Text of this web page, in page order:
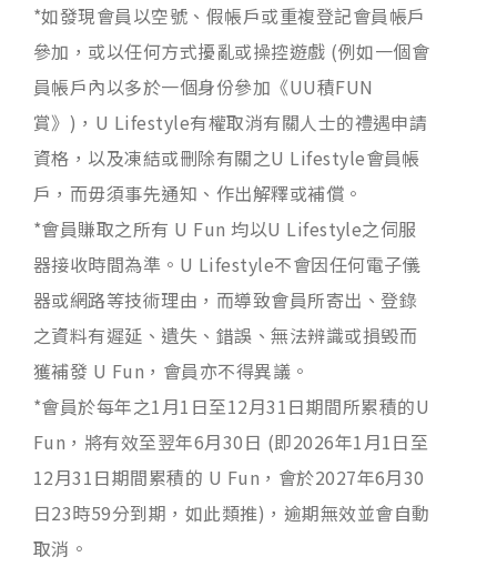
*如發現會員以空號、假帳戶或重複登記會員帳戶
參加，或以任何方式擾亂或操控遊戲 (例如一個會
員帳戶內以多於一個身份參加《UU積FUN
賞》)，U Lifestyle有權取消有關人士的禮遇申請
資格，以及凍結或刪除有關之U Lifestyle會員帳
戶，而毋須事先通知、作出解釋或補償。
*會員賺取之所有 U Fun 均以U Lifestyle之伺服
器接收時間為準。U Lifestyle不會因任何電子儀
器或網路等技術理由，而導致會員所寄出、登錄
之資料有遲延、遺失、錯誤、無法辨識或損毁而
獲補發 U Fun，會員亦不得異議。
*會員於每年之1月1日至12月31日期間所累積的U
Fun，將有效至翌年6月30日 (即2026年1月1日至
12月31日期間累積的 U Fun，會於2027年6月30
日23時59分到期，如此類推)，逾期無效並會自動
取消。